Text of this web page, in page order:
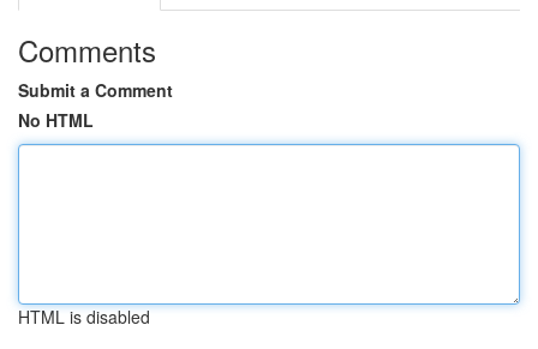
Comments
Submit a Comment
No HTML
HTML is disabled